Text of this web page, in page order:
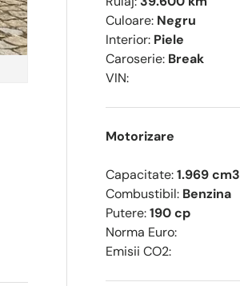
galeriei
8 în vizualizarea galeriei
Culoare: Negru
Interior: Piele
Caroserie: Break
VIN:
Motorizare
Capacitate:1.969 cm3
Combustibil: Benzina
Putere:190 cp
Norma Euro:
Emisii CO2: